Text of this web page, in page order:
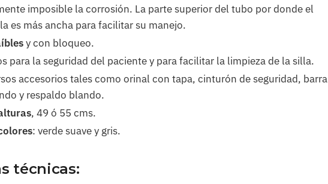
imposible la corrosión. La parte superior del tubo por donde el
es más ancha para facilitar su manejo.
y con bloqueo.
para la seguridad del paciente y para facilitar la limpieza de la silla.
accesorios tales como orinal con tapa, cinturón de seguridad, barra
y respaldo blando.
, 49 ó 55 cms.
: verde suave y gris.
técnicas: